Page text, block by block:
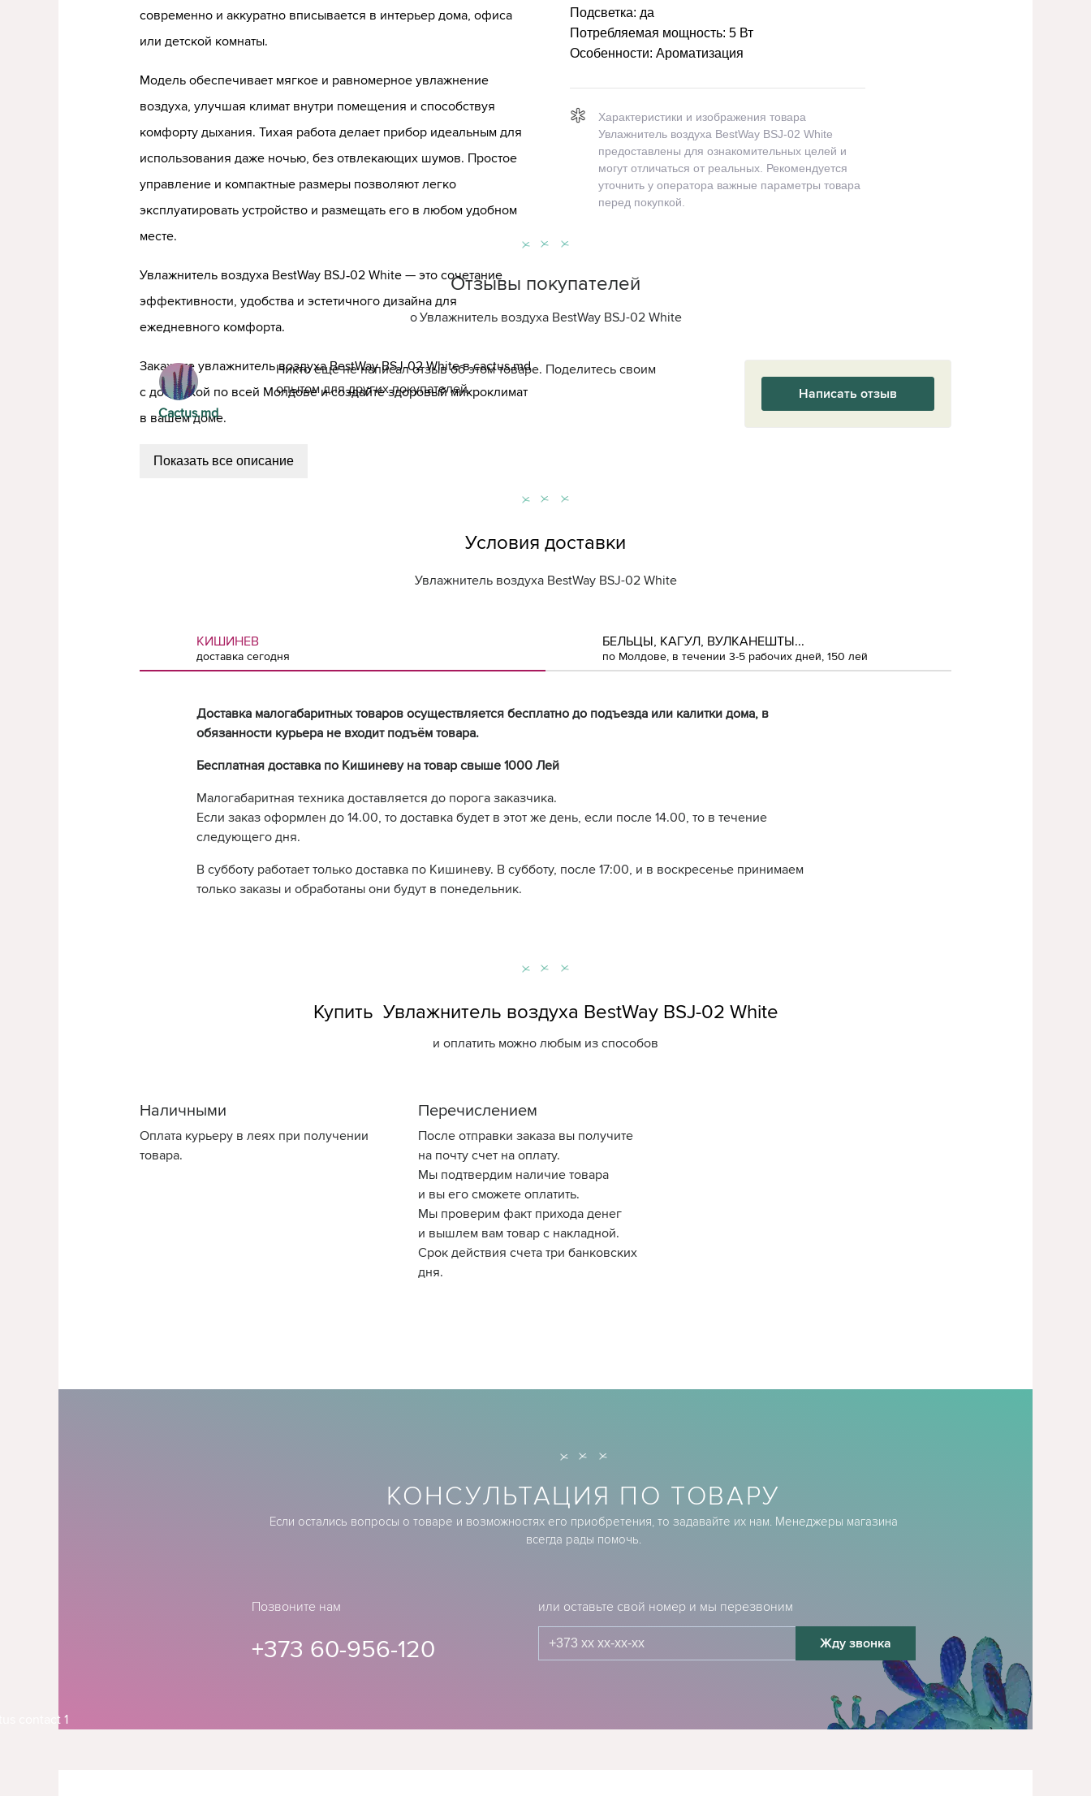
современно и аккуратно вписывается в интерьер дома, офиса
или детской комнаты.
Модель обеспечивает мягкое и равномерное увлажнение
воздуха, улучшая климат внутри помещения и способствуя
комфорту дыхания. Тихая работа делает прибор идеальным для
использования даже ночью, без отвлекающих шумов. Простое
управление и компактные размеры позволяют легко
эксплуатировать устройство и размещать его в любом удобном
месте.
Увлажнитель воздуха BestWay BSJ‑02 White — это сочетание
эффективности, удобства и эстетичного дизайна для
ежедневного комфорта.
Закажите увлажнитель воздуха BestWay BSJ‑02 White в cactus.md
с доставкой по всей Молдове и создайте здоровый микроклимат
в вашем доме.
Показать все описание
Подсветка: да
Потребляемая мощность: 5 Вт
Особенности: Ароматизация
Характеристики и изображения товара
Увлажнитель воздуха BestWay BSJ-02 White
предоставлены для ознакомительных целей и
могут отличаться от реальных. Рекомендуется
уточнить у оператора важные параметры товара
перед покупкой.
Отзывы покупателей
оУвлажнитель воздуха BestWay BSJ-02 White
Cactus.md
Никто еще не написал отзыв об этом товаре. Поделитесь своим
опытом для других покупателей.
Написать отзыв
Условия доставки
Увлажнитель воздуха BestWay BSJ-02 White
КИШИНЕВ
доставка сегодня
БЕЛЬЦЫ, КАГУЛ, ВУЛКАНЕШТЫ...
по Молдове, в течении 3-5 рабочих дней, 150 лей
Доставка малогабаритных товаров осуществляется бесплатно до подъезда или калитки дома, в
обязанности курьера не входит подъём товара.
Бесплатная доставка по Кишиневу на товар свыше 1000 Лей
Малогабаритная техника доставляется до порога заказчика.
Если заказ оформлен до 14.00, то доставка будет в этот же день, если после 14.00, то в течение
следующего дня.
В субботу работает только доставка по Кишиневу. В субботу, после 17:00, и в воскресенье принимаем
только заказы и обработаны они будут в понедельник.
Купить Увлажнитель воздуха BestWay BSJ-02 White
и оплатить можно любым из способов
Наличными
Оплата курьеру в леях при получении
товара.
Перечислением
После отправки заказа вы получите
на почту счет на оплату.
Мы подтвердим наличие товара
и вы его сможете оплатить.
Мы проверим факт прихода денег
и вышлем вам товар с накладной.
Срок действия счета три банковских
дня.
КОНСУЛЬТАЦИЯ ПО ТОВАРУ
Если остались вопросы о товаре и возможностях его приобретения, то задавайте их нам. Менеджеры магазина
всегда рады помочь.
Позвоните нам или оставьте свой номер и мы перезвоним
+373 60-956-120 Жду звонка